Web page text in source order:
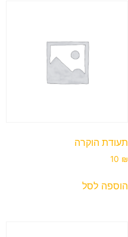
תעודת הוקרה
10 ₪
הוספה לסל